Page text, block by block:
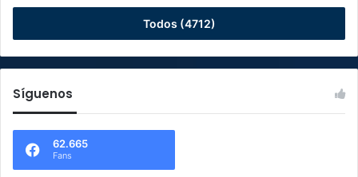
Todos (4712)
Síguenos
62.665
Fans